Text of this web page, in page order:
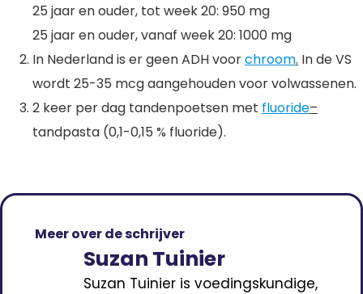
25 jaar en ouder, tot week 20: 950 mg
25 jaar en ouder, vanaf week 20: 1000 mg
In Nederland is er geen ADH voorchroom. In de VS
wordt 25-35 mcg aangehouden voor volwassenen.
2 keer per dag tandenpoetsen met fluoride–
tandpasta (0,1-0,15 % fluoride).
Meer over de schrijver
Suzan Tuinier
Suzan Tuinier is voedingskundige,